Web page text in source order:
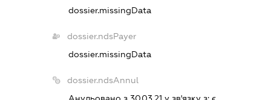
dossier.missingData
dossier.ndsPayer
dossier.missingData
dossier.ndsAnnul